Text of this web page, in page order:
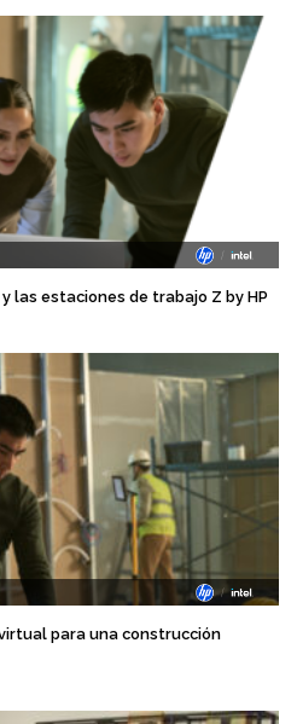
las estaciones de trabajo Z by HP
para una construcción